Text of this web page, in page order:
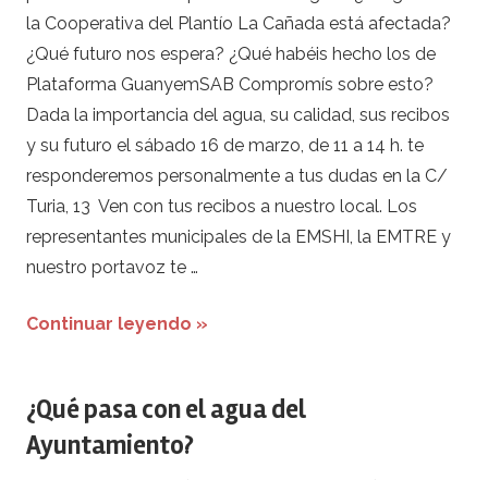
la Cooperativa del Plantío La Cañada está afectada?
¿Qué futuro nos espera? ¿Qué habéis hecho los de
Plataforma GuanyemSAB Compromís sobre esto?
Dada la importancia del agua, su calidad, sus recibos
y su futuro el sábado 16 de marzo, de 11 a 14 h. te
responderemos personalmente a tus dudas en la C/
Turia, 13 Ven con tus recibos a nuestro local. Los
representantes municipales de la EMSHI, la EMTRE y
nuestro portavoz te …
Continuar leyendo »
¿Qué pasa con el agua del
Ayuntamiento?